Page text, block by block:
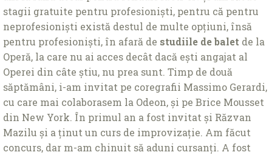
stagii gratuite pentru profesioniști, pentru că pentru
neprofesioniști există destul de multe opțiuni, însă
pentru profesioniști, în afară de studiile de balet de la
Operă, la care nu ai acces decât dacă ești angajat al
Operei din câte știu, nu prea sunt. Timp de două
săptămâni, i-am invitat pe coregrafii Massimo Gerardi,
cu care mai colaborasem la Odeon, și pe Brice Mousset
din New York. În primul an a fost invitat și Răzvan
Mazilu și a ținut un curs de improvizație. Am făcut
concurs, dar m-am chinuit să aduni cursanți. A fost